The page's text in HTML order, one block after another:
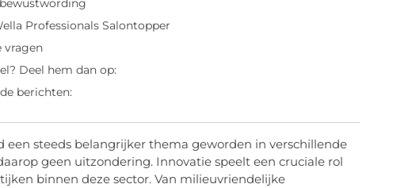
Professionals Salontopper
vragen
Deel hem dan op:
berichten:
een steeds belangrijker thema geworden in verschillende
geen uitzondering. Innovatie speelt een cruciale rol
binnen deze sector. Van milieuvriendelijke